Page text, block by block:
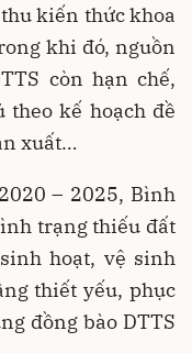
kiến thức khoa
khi đó, nguồn
còn hạn chế,
kế hoạch đề
xuất…
– 2025, Bình
trạng thiếu đất
hoạt, vệ sinh
thiết yếu, phục
đồng bào DTTS